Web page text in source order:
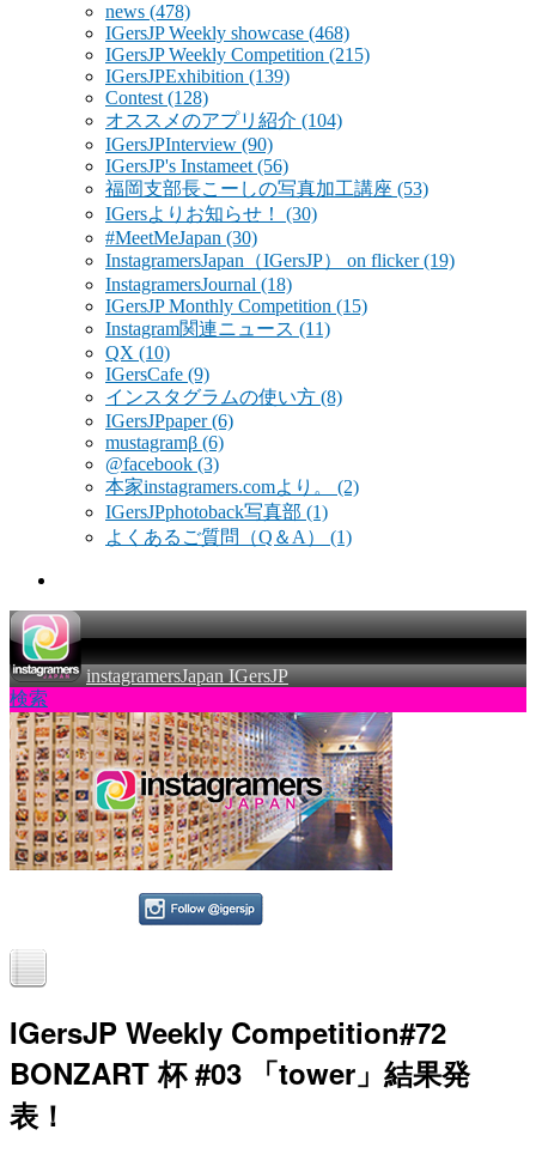
news (478)
IGersJP Weekly showcase (468)
IGersJP Weekly Competition (215)
IGersJPExhibition (139)
Contest (128)
オススメのアプリ紹介 (104)
IGersJPInterview (90)
IGersJP's Instameet (56)
福岡支部長こーしの写真加工講座 (53)
IGersよりお知らせ！ (30)
#MeetMeJapan (30)
InstagramersJapan（IGersJP） on flicker(19)
InstagramersJournal (18)
IGersJP Monthly Competition (15)
Instagram関連ニュース (11)
QX (10)
IGersCafe (9)
インスタグラムの使い方 (8)
IGersJPpaper(6)
mustagramβ (6)
@facebook (3)
本家instagramers.comより。 (2)
IGersJPphotoback写真部 (1)
よくあるご質問（Q＆A） (1)
instagramersJapan IGersJP
検索
IGersJP Weekly Competition#72
BONZART 杯 #03 「tower」結果発
表！